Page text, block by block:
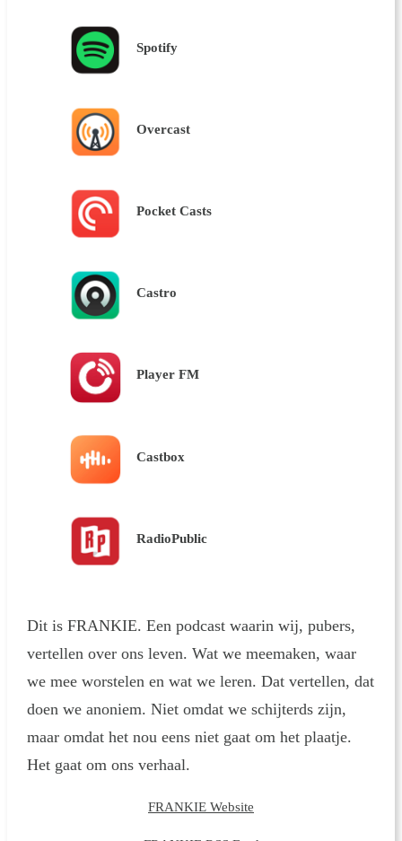
Spotify
Overcast
Pocket Casts
Castro
Player FM
Castbox
RadioPublic
Dit is FRANKIE. Een podcast waarin wij, pubers,
vertellen over ons leven. Wat we meemaken, waar
we mee worstelen en wat we leren. Dat vertellen, dat
doen we anoniem. Niet omdat we schijterds zijn,
maar omdat het nou eens niet gaat om het plaatje.
Het gaat om ons verhaal.
FRANKIE Website